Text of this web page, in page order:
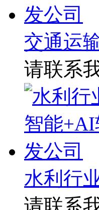
交通运
请联系
水利行
请联系